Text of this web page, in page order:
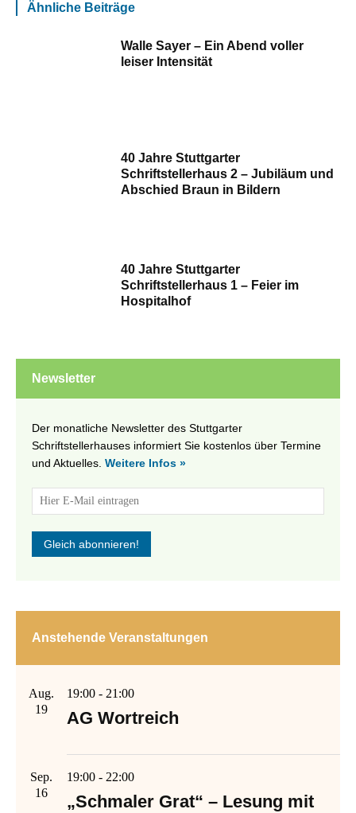
Ähnliche Beiträge
Walle Sayer – Ein Abend voller
leiser Intensität
40 Jahre Stuttgarter
Schriftstellerhaus 2 – Jubiläum und
Abschied Braun in Bildern
40 Jahre Stuttgarter
Schriftstellerhaus 1 – Feier im
Hospitalhof
Newsletter
Der monatliche Newsletter des Stuttgarter
Schriftstellerhauses informiert Sie kostenlos über Termine
und Aktuelles. Weitere Infos »
Anstehende Veranstaltungen
Aug.
19
19:00 - 21:00
AG Wortreich
Sep.
16
19:00 - 22:00
„Schmaler Grat“ – Lesung mit